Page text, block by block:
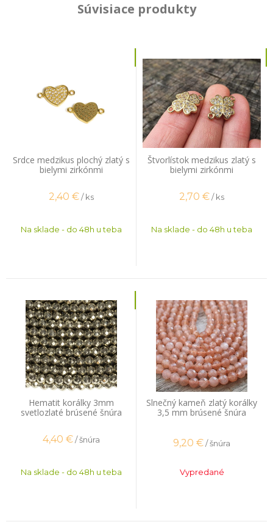
Súvisiace produkty
Srdce medzikus plochý zlatý s
bielymi zirkónmi
2,40 € / ks
Na sklade - do 48h u teba
Štvorlístok medzikus zlatý s
bielymi zirkónmi
2,70 €/ ks
Na sklade - do 48h u teba
Hematit korálky 3mm
svetlozlaté brúsené šnúra
4,40 € / šnúra
Na sklade - do 48h u teba
Slnečný kameň zlatý korálky
3,5 mm brúsené šnúra
9,20 €/ šnúra
Vypredané